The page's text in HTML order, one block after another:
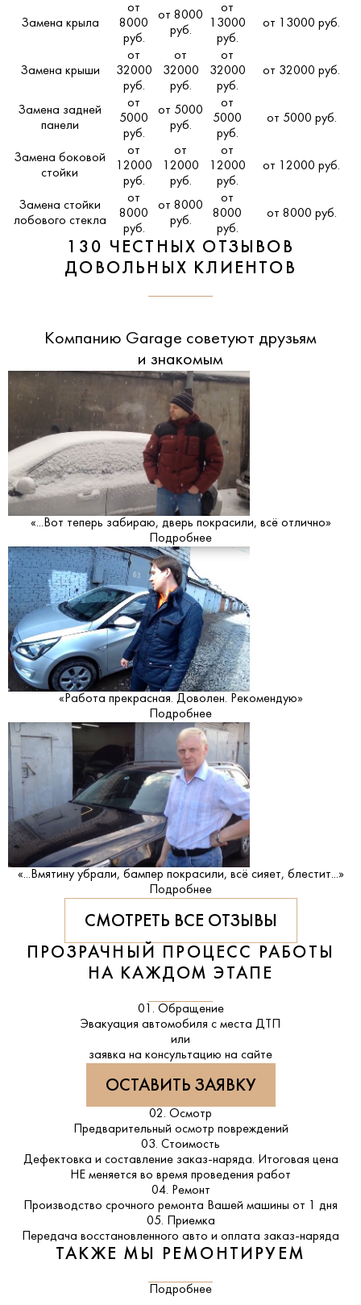
Замена крыла
от
8000
руб.
от 8000
руб.
от
13000
руб.
от 13000 руб.
Замена крыши
от
32000
руб.
от
32000
руб.
от
32000
руб.
от 32000 руб.
Замена задней
панели
от
5000
руб.
от 5000
руб.
от
5000
руб.
от 5000 руб.
Замена боковой
стойки
от
12000
руб.
от
12000
руб.
от
12000
руб.
от 12000 руб.
Замена стойки
лобового стекла
от
8000
руб.
от 8000
руб.
от
8000
руб.
от 8000 руб.
130 ЧЕСТНЫХ ОТЗЫВОВ
ДОВОЛЬНЫХ КЛИЕНТОВ
Компанию Garage советуют друзьям
и знакомым
«...Вот теперь забираю, дверь покрасили, всё отлично»
Подробнее
«Работа прекрасная. Доволен. Рекомендую»
Подробнее
«...Вмятину убрали, бампер покрасили, всё сияет, блестит...»
Подробнее
СМОТРЕТЬ ВСЕ ОТЗЫВЫ
ПРОЗРАЧНЫЙ ПРОЦЕСС РАБОТЫ
НА КАЖДОМ ЭТАПЕ
01. Обращение
Эвакуация автомобиля с места ДТП
или
заявка на консультацию на сайте
ОСТАВИТЬ ЗАЯВКУ
02. Осмотр
Предварительный осмотр повреждений
03. Стоимость
Дефектовка и составление заказ-наряда. Итоговая цена
НЕ меняется во время проведения работ
04. Ремонт
Производство срочного ремонта Вашей машины от 1 дня
05. Приемка
Передача восстановленного авто и оплата заказ-наряда
ТАКЖЕ МЫ РЕМОНТИРУЕМ
Подробнее